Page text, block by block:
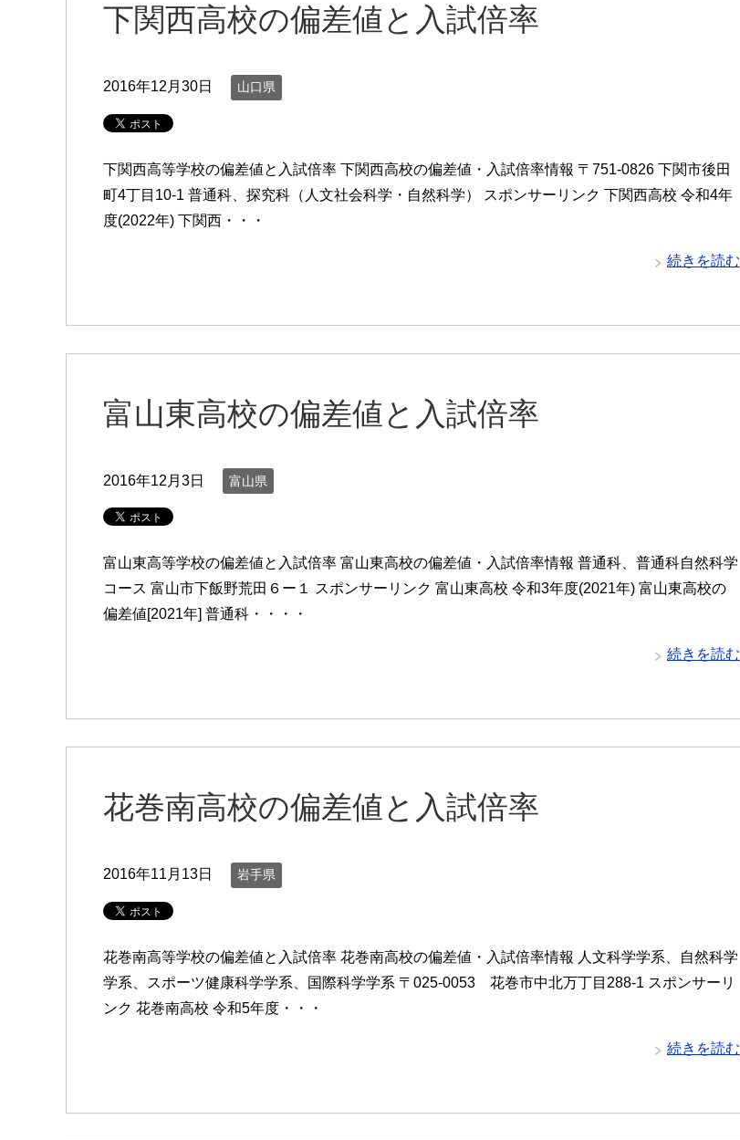
下関西高校の偏差値と入試倍率
2016年12月30日 山口県
下関西高等学校の偏差値と入試倍率 下関西高校の偏差値・入試倍率情報 〒751-0826 下関市後田
町4丁目10-1 普通科、探究科（人文社会科学・自然科学） スポンサーリンク 下関西高校 令和4年
度(2022年) 下関西・・・
続きを読む
富山東高校の偏差値と入試倍率
2016年12月3日 富山県
富山東高等学校の偏差値と入試倍率 富山東高校の偏差値・入試倍率情報 普通科、普通科自然科学
コース 富山市下飯野荒田６ー１ スポンサーリンク 富山東高校 令和3年度(2021年) 富山東高校の
偏差値[2021年] 普通科・・・・
続きを読む
花巻南高校の偏差値と入試倍率
2016年11月13日 岩手県
花巻南高等学校の偏差値と入試倍率 花巻南高校の偏差値・入試倍率情報 人文科学学系、自然科学
学系、スポーツ健康科学学系、国際科学学系 〒025-0053 花巻市中北万丁目288-1 スポンサーリ
ンク 花巻南高校 令和5年度・・・
続きを読む